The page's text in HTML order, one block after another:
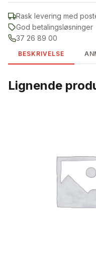
Rask levering med
God betalingsløsninger
37 26 89 00
BESKRIVELSE
Lignende